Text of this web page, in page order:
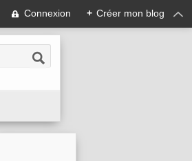
Connexion + Créer mon blog